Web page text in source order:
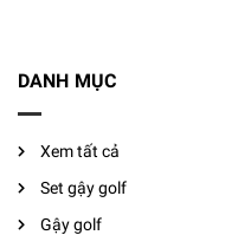
DANH MỤC
Xem tất cả
Set gậy golf
Gậy golf